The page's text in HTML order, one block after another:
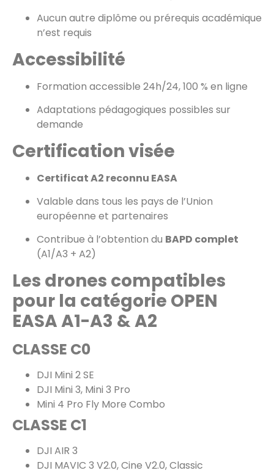
Aucun autre diplôme ou prérequis académique
n’est requis
Accessibilité
Formation accessible 24h/24, 100 % en ligne
Adaptations pédagogiques possibles sur
demande
Certification visée
Certificat A2 reconnu EASA
Valable dans tous les pays de l’Union
européenne et partenaires
Contribue à l’obtention du BAPD complet
(A1/A3 + A2)
Les drones compatibles
pour la catégorie OPEN
EASA A1-A3 & A2
CLASSE C0
DJI Mini 2 SE
DJI Mini 3, Mini 3 Pro
Mini 4 Pro Fly More Combo
CLASSE C1
DJI AIR 3
DJI MAVIC 3 V2.0, Cine V2.0, Classic